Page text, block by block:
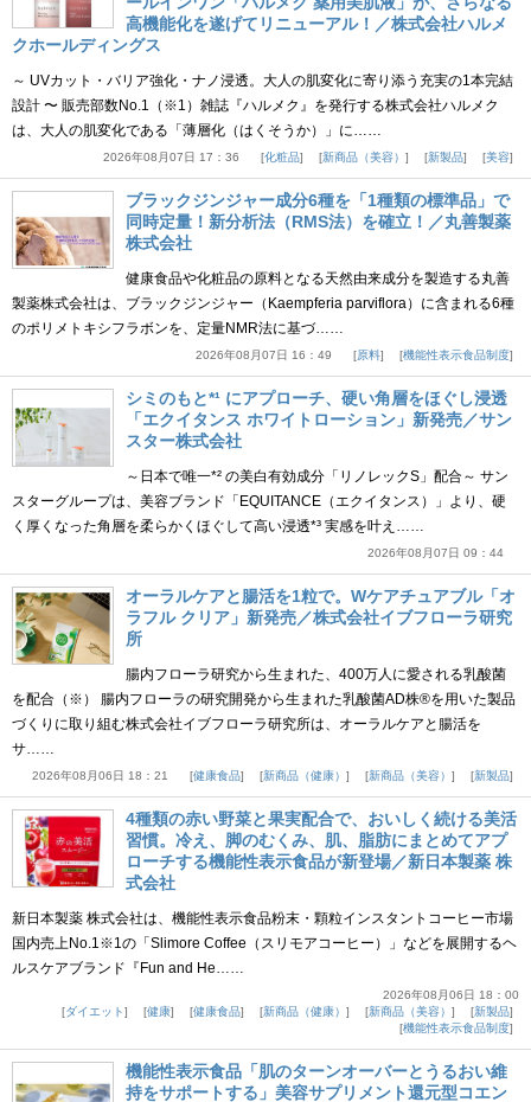
高機能化を遂げてリニューアル！／株式会社ハルメ
クホールディングス
～ UVカット・バリア強化・ナノ浸透。大人の肌変化に寄り添う充実の1本完結
設計 〜 販売部数No.1（※1）雑誌『ハルメク』を発行する株式会社ハルメク
は、大人の肌変化である「薄層化（はくそうか）」に……
2026年08月07日 17：36 化粧品 新商品（美容） 新製品 美容
ブラックジンジャー成分6種を「1種類の標準品」で
同時定量！新分析法（RMS法）を確立！／丸善製薬
株式会社
健康食品や化粧品の原料となる天然由来成分を製造する丸善
製薬株式会社は、ブラックジンジャー（Kaempferia parviflora）に含まれる6種
のポリメトキシフラボンを、定量NMR法に基づ……
2026年08月07日 16：49 原料 機能性表示食品制度
シミのもと*¹ にアプローチ、硬い角層をほぐし浸透
「エクイタンス ホワイトローション」新発売／サン
スター株式会社
～日本で唯一*² の美白有効成分「リノレックS」配合～ サン
スターグループは、美容ブランド「EQUITANCE（エクイタンス）」より、硬
く厚くなった角層を柔らかくほぐして高い浸透*³ 実感を叶え……
2026年08月07日 09：44
オーラルケアと腸活を1粒で。Wケアチュアブル「オ
ラフル クリア」新発売／株式会社イブフローラ研究
所
腸内フローラ研究から生まれた、400万人に愛される乳酸菌
を配合（※） 腸内フローラの研究開発から生まれた乳酸菌AD株®を用いた製品
づくりに取り組む株式会社イブフローラ研究所は、オーラルケアと腸活を
サ……
2026年08月06日 18：21 健康食品 新商品（健康） 新商品（美容） 新製品
4種類の赤い野菜と果実配合で、おいしく続ける美活
習慣。冷え、脚のむくみ、肌、脂肪にまとめてアプ
ローチする機能性表示食品が新登場／新日本製薬 株
式会社
新日本製薬 株式会社は、機能性表示食品粉末・顆粒インスタントコーヒー市場
国内売上No.1※1の「Slimore Coffee（スリモアコーヒー）」などを展開するヘ
ルスケアブランド『Fun and He……
2026年08月06日 18：00
ダイエット
健康 健康食品 新商品（健康） 新商品（美容）
新製品
機能性表示食品制度
機能性表示食品「肌のターンオーバーとうるおい維
持をサポートする」美容サプリメント還元型コエン